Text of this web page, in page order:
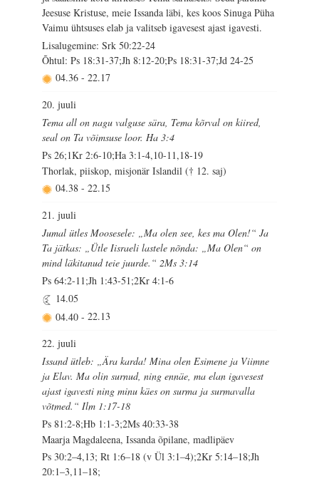
Jeesuse Kristuse, meie Issanda läbi, kes koos Sinuga Püha
Vaimu ühtsuses elab ja valitseb igavesest ajast igavesti.
Lisalugemine: Srk 50:22-24
Õhtul: Ps 18:31-37;Jh 8:12-20;Ps 18:31-37;Jd 24-25
04.36 - 22.17
20. juuli
Tema all on nagu valguse sära, Tema kõrval on kiired,
seal on Ta võimsuse loor. Ha 3:4
Ps 26;1Kr 2:6-10;Ha 3:1-4,10-11,18-19
Thorlak, piiskop, misjonär Islandil († 12. saj)
04.38 - 22.15
21. juuli
Jumal ütles Moosesele: „Ma olen see, kes ma Olen!“ Ja
Ta jätkas: „Ütle Iisraeli lastele nõnda: „Ma Olen“ on
mind läkitanud teie juurde.“ 2Ms 3:14
Ps 64:2-11;Jh 1:43-51;2Kr 4:1-6
14.05
04.40 - 22.13
22. juuli
Issand ütleb: „Ära karda! Mina olen Esimene ja Viimne
ja Elav. Ma olin surnud, ning ennäe, ma elan igavesest
ajast igavesti ning minu käes on surma ja surmavalla
võtmed.“ Ilm 1:17-18
Ps 81:2-8;Hb 1:1-3;2Ms 40:33-38
Maarja Magdaleena, Issanda õpilane, madlipäev
Ps 30:2–4,13; Rt 1:6–18 (v Ül 3:1–4);2Kr 5:14–18;Jh
20:1–3,11–18;